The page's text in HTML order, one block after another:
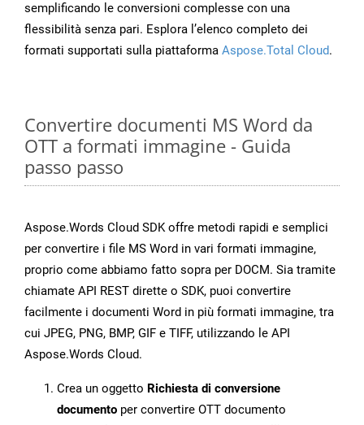
semplificando le conversioni complesse con una
flessibilità senza pari. Esplora l’elenco completo dei
formati supportati sulla piattaforma Aspose.Total Cloud.
Convertire documenti MS Word da
OTT a formati immagine - Guida
passo passo
Aspose.Words Cloud SDK offre metodi rapidi e semplici
per convertire i file MS Word in vari formati immagine,
proprio come abbiamo fatto sopra per DOCM. Sia tramite
chiamate API REST dirette o SDK, puoi convertire
facilmente i documenti Word in più formati immagine, tra
cui JPEG, PNG, BMP, GIF e TIFF, utilizzando le API
Aspose.Words Cloud.
Crea un oggetto Richiesta di conversione
documento per convertire OTT documento